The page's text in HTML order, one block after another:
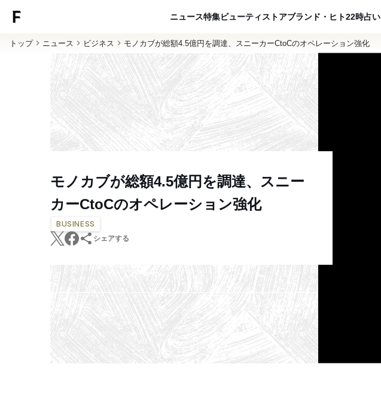
ニュース特集ビューティ ストアブランド・ヒト22時占い
トップ ニュース ビジネス モノカブが総額4.5億円を調達、スニーカーCtoCのオペレーション強化
モノカブが総額4.5億円を調達、スニー
カーCtoCのオペレーション強化
BUSINESS
シェアする